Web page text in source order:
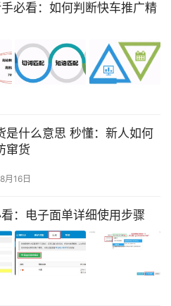
必看：如何判断快车推广精
是什么意思 秒懂：新人如何
窜货
月16日
：电子面单详细使用步骤